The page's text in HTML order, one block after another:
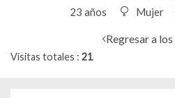
23 años Mujer
Regresar a
Visitas totales 21